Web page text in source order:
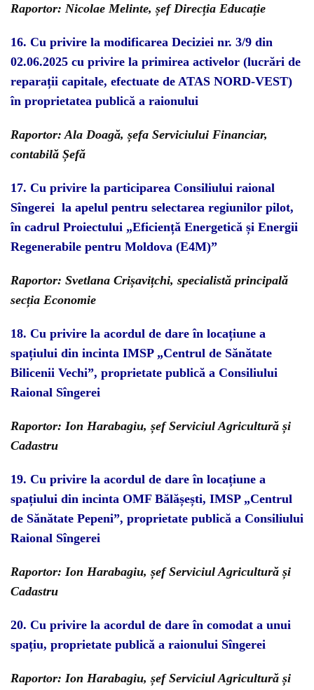
Raportor: Nicolae Melinte, șef Direcția Educație
16. Cu privire la modificarea Deciziei nr. 3/9 din
02.06.2025 cu privire la primirea activelor (lucrări de
reparații capitale, efectuate de ATAS NORD-VEST)
în proprietatea publică a raionului
Raportor: Ala Doagă, șefa Serviciului Financiar,
contabilă Șefă
17. Cu privire la participarea Consiliului raional
Sîngerei la apelul pentru selectarea regiunilor pilot,
în cadrul Proiectului „Eficiență Energetică și Energii
Regenerabile pentru Moldova (E4M)”
Raportor: Svetlana Crișavițchi, specialistă principală
secția Economie
18. Cu privire la acordul de dare în locațiune a
spațiului din incinta IMSP „Centrul de Sănătate
Bilicenii Vechi”, proprietate publică a Consiliului
Raional Sîngerei
Raportor: Ion Harabagiu, șef Serviciul Agricultură și
Cadastru
19. Cu privire la acordul de dare în locațiune a
spațiului din incinta OMF Bălășești, IMSP „Centrul
de Sănătate Pepeni”, proprietate publică a Consiliului
Raional Sîngerei
Raportor: Ion Harabagiu, șef Serviciul Agricultură și
Cadastru
20. Cu privire la acordul de dare în comodat a unui
spațiu, proprietate publică a raionului Sîngerei
Raportor: Ion Harabagiu, șef Serviciul Agricultură și